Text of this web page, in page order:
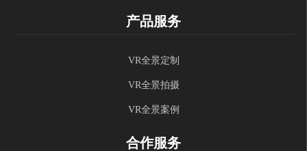
产品服务
VR全景定制
VR全景拍摄
VR全景案例
合作服务